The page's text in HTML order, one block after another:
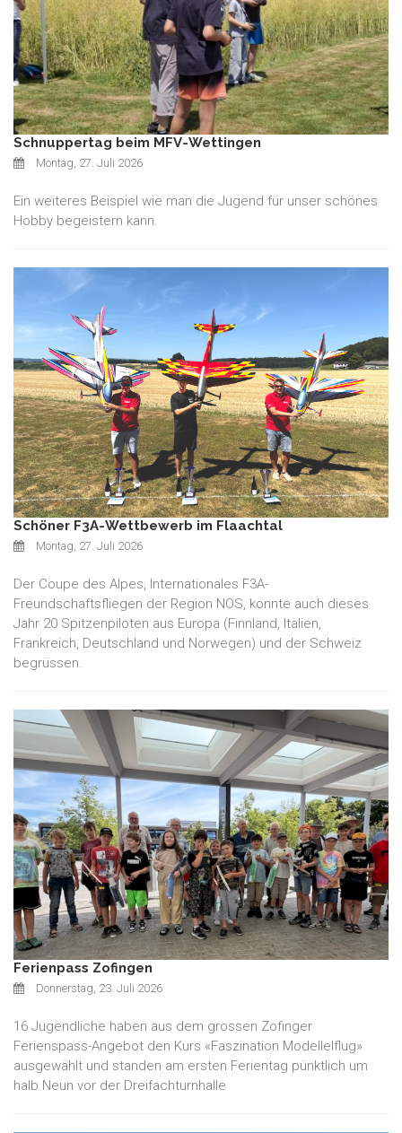
Schnuppertag beim MFV-Wettingen
Montag, 27. Juli 2026
Ein weiteres Beispiel wie man die Jugend für unser schönes
Hobby begeistern kann.
Schöner F3A-Wettbewerb im Flaachtal
Montag, 27. Juli 2026
Der Coupe des Alpes, Internationales F3A-
Freundschaftsfliegen der Region NOS, konnte auch dieses
Jahr 20 Spitzenpiloten aus Europa (Finnland, Italien,
Frankreich, Deutschland und Norwegen) und der Schweiz
begrüssen.
Ferienpass Zofingen
Donnerstag, 23. Juli 2026
16 Jugendliche haben aus dem grossen Zofinger
Ferienspass-Angebot den Kurs «Faszination Modellelflug»
ausgewählt und standen am ersten Ferientag pünktlich um
halb Neun vor der Dreifachturnhalle